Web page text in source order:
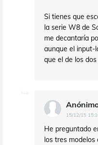
Si tienes que
la serie W8 de
me decantaría
aunque el input-
que el de los
15/12/15
He preguntado
los tres modelos